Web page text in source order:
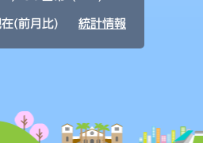
(前月比) 統計情報